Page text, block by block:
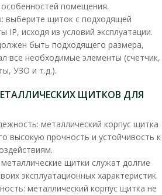
электронный лич.
- предназначеный для учета и
Распределительны..
помещения.
выберите щиток с подходящей
IP, исходя из условий эксплуатации.
быть подходящего размера,
все необходимые элементы (счетчик,
УЗО и т.д.).
ЩИТКОВ ДЛЯ
металлический корпус щитка
высокую прочность и устойчивость к
щитки служат долгие
эксплуатационных характеристик.
металлический корпус щитка не